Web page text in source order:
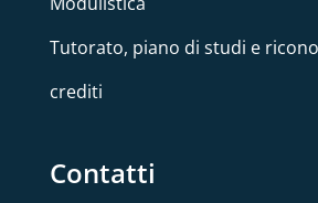
Tutorato, piano di studi e
crediti
Contatti